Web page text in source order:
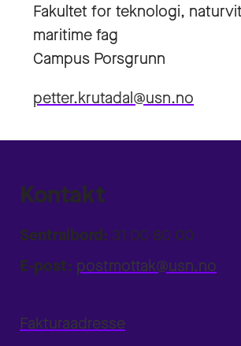
Fakultet for teknologi,
maritime fag
Campus Porsgrunn
petter.krutadal@usn.no
Kontakt
Sentralbord: 31 00 80 00
E-post: postmottak@usn.no
Fakturaadresse